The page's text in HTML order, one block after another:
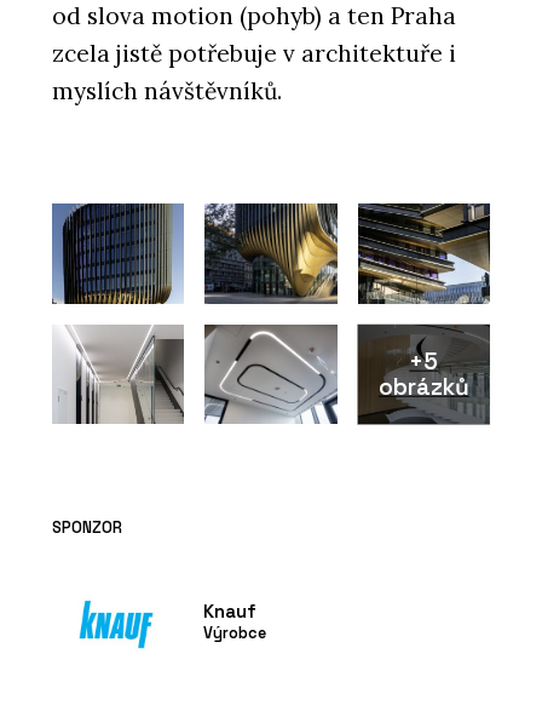
od slova motion (pohyb) a ten Praha
zcela jistě potřebuje v architektuře i
myslích návštěvníků.
+5
obrázků
SPONZOR
Knauf
Výrobce